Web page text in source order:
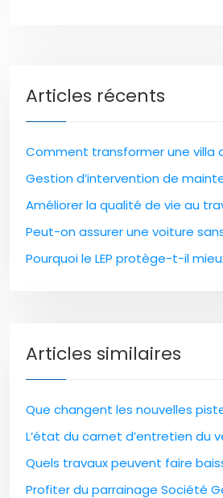
Articles récents
Comment transformer une villa
Gestion d’intervention de
Améliorer la qualité de vie au
Peut-on assurer une voiture
Pourquoi le LEP protège-t-il
Articles similaires
Que changent les nouvelles
L’état du carnet d’entretien du
Quels travaux peuvent faire
Profiter du parrainage Société